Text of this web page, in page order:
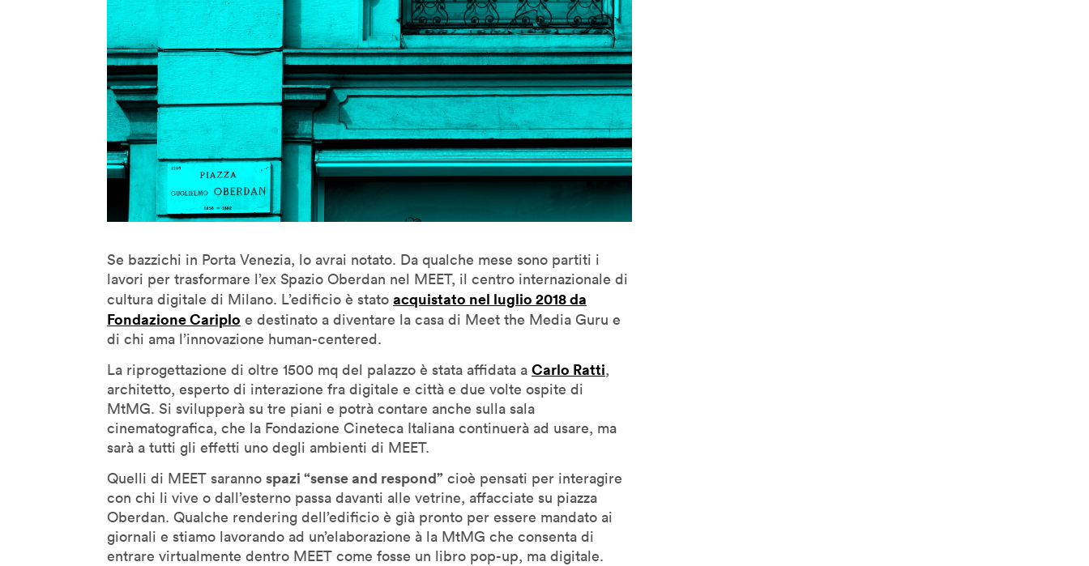
Denis Santachiara
Derrick De Kerckhove
Don Norman
Donatella Della Ratta
Edgar Morin
Eduardo Kac
Emanuele Micheli
Fabio Novembre
Foteini Agrafioti
Francis Ford Coppola
Frank Rose
Freddy Paul Grunert
Gabo Arora
Geert Lovink
Geoff Mulgan
Georges Amar
Gilles Jobin
Giorgia Lupi
Giuliana Bruno
Golan Levin
Helen Boaden
Se bazzichi in Porta Venezia, lo avrai notato. Da qualche mese sono partiti i
lavori per trasformare l’ex Spazio Oberdan nel MEET, il centro internazionale di
cultura digitale di Milano. L’edificio è stato acquistato nel luglio 2018 da
Fondazione Cariplo e destinato a diventare la casa di Meet the Media Guru e
di chi ama l’innovazione human-centered.
La riprogettazione di oltre 1500 mq del palazzo è stata affidata a Carlo Ratti,
architetto, esperto di interazione fra digitale e città e due volte ospite di
MtMG. Si svilupperà su tre piani e potrà contare anche sulla sala
cinematografica, che la Fondazione Cineteca Italiana continuerà ad usare, ma
sarà a tutti gli effetti uno degli ambienti di MEET.
Quelli di MEET saranno spazi “sense and respond” cioè pensati per interagire
con chi li vive o dall’esterno passa davanti alle vetrine, affacciate su piazza
Oberdan. Qualche rendering dell’edificio è già pronto per essere mandato ai
giornali e stiamo lavorando ad un’elaborazione à la MtMG che consenta di
entrare virtualmente dentro MEET come fosse un libro pop-up, ma digitale.